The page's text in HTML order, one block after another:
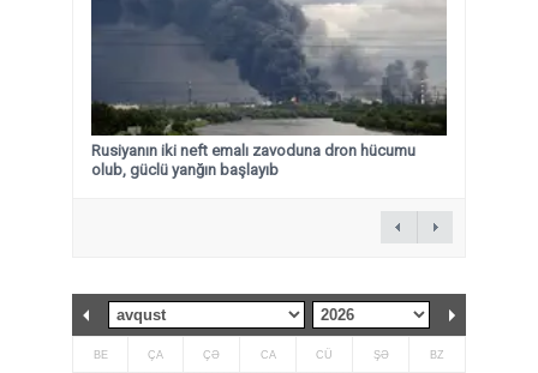
Rusiyanın iki neft emalı zavoduna dron hücumu
olub, güclü yanğın başlayıb
BE ÇA ÇƏ CA CÜ ŞƏ BZ